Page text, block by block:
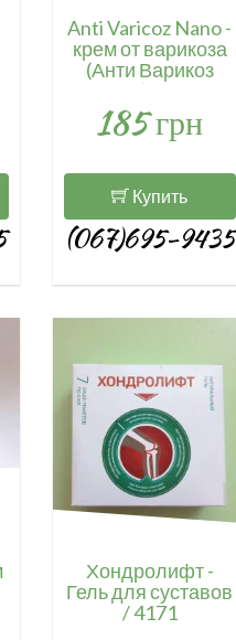
Anti Varicoz Nano -
крем от варикоза
(Анти Варикоз
Нано) / 4109
185 грн
Купить
(067)695-9435
Хондролифт -
Гель для суставов
/ 4171